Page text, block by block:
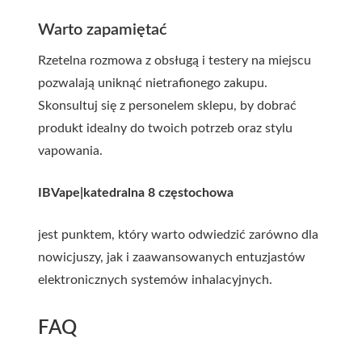
Warto zapamiętać
Rzetelna rozmowa z obsługą i testery na miejscu
pozwalają uniknąć nietrafionego zakupu.
Skonsultuj się z personelem sklepu, by dobrać
produkt idealny do twoich potrzeb oraz stylu
vapowania.
IBVape|katedralna 8 częstochowa
jest punktem, który warto odwiedzić zarówno dla
nowicjuszy, jak i zaawansowanych entuzjastów
elektronicznych systemów inhalacyjnych.
FAQ